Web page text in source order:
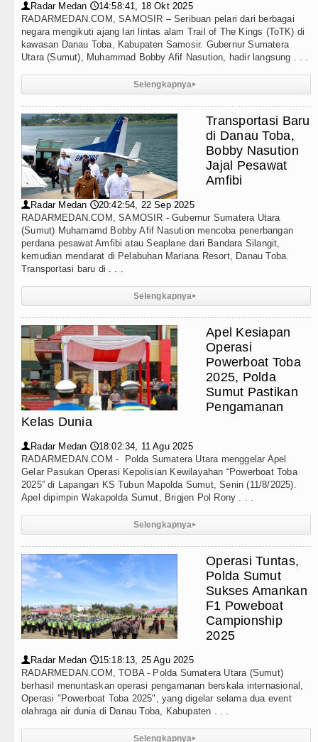
👤 Radar Medan 🕔14:58:41, 18 Okt 2025
RADARMEDAN.COM, SAMOSIR – Seribuan pelari dari berbagai
negara mengikuti ajang lari lintas alam Trail of The Kings (ToTK) di
kawasan Danau Toba, Kabupaten Samosir. Gubernur Sumatera
Utara (Sumut), Muhammad Bobby Afif Nasution, hadir langsung . . .
Selengkapnya▸
Transportasi Baru
di Danau Toba,
Bobby Nasution
Jajal Pesawat
Amfibi
👤 Radar Medan 🕔20:42:54, 22 Sep 2025
RADARMEDAN.COM, SAMOSIR - Gubernur Sumatera Utara
(Sumut) Muhamamd Bobby Afif Nasution mencoba penerbangan
perdana pesawat Amfibi atau Seaplane dari Bandara Silangit,
kemudian mendarat di Pelabuhan Mariana Resort, Danau Toba.
Transportasi baru di . . .
Selengkapnya▸
Apel Kesiapan
Operasi
Powerboat Toba
2025, Polda
Sumut Pastikan
Pengamanan
Kelas Dunia
👤 Radar Medan 🕔18:02:34, 11 Agu 2025
RADARMEDAN.COM - Polda Sumatera Utara menggelar Apel
Gelar Pasukan Operasi Kepolisian Kewilayahan “Powerboat Toba
2025” di Lapangan KS Tubun Mapolda Sumut, Senin (11/8/2025).
Apel dipimpin Wakapolda Sumut, Brigjen Pol Rony . . .
Selengkapnya▸
Operasi Tuntas,
Polda Sumut
Sukses Amankan
F1 Poweboat
Campionship
2025
👤 Radar Medan 🕔15:18:13, 25 Agu 2025
RADARMEDAN.COM, TOBA - Polda Sumatera Utara (Sumut)
berhasil menuntaskan operasi pengamanan berskala internasional,
Operasi "Powerboat Toba 2025", yang digelar selama dua event
olahraga air dunia di Danau Toba, Kabupaten . . .
Selengkapnya▸